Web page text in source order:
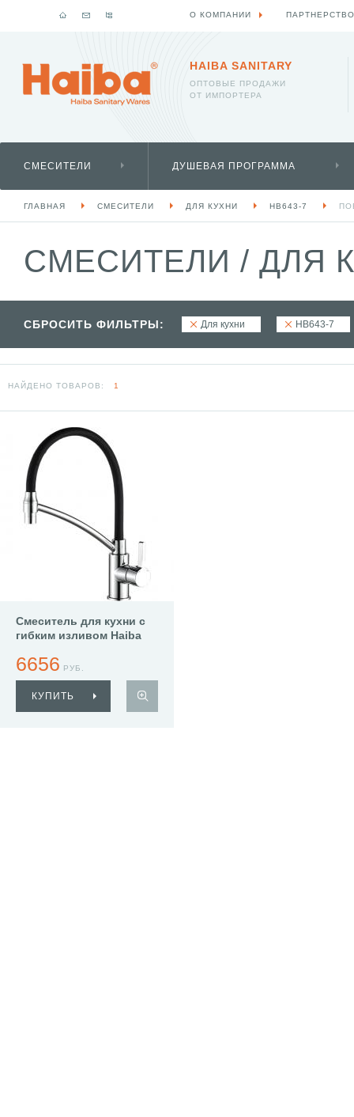
HAIBA SANITARY
ОПТОВЫЕ ПРОДАЖИ
ОТ ИМПОРТЕРА
СМЕСИТЕЛИ ДУШЕВАЯ ПРОГРАММА
ГЛАВНАЯ СМЕСИТЕЛИ ДЛЯ КУХНИ HB643-7
СМЕСИТЕЛИ / ДЛЯ
СБРОСИТЬ ФИЛЬТРЫ: Для кухни HB643-7
НАЙДЕНО ТОВАРОВ: 1
Смеситель для кухни с
гибким изливом Haiba
6656 РУБ.
КУПИТЬ
О КОМПАНИИ ПАРТНЕРСТВО